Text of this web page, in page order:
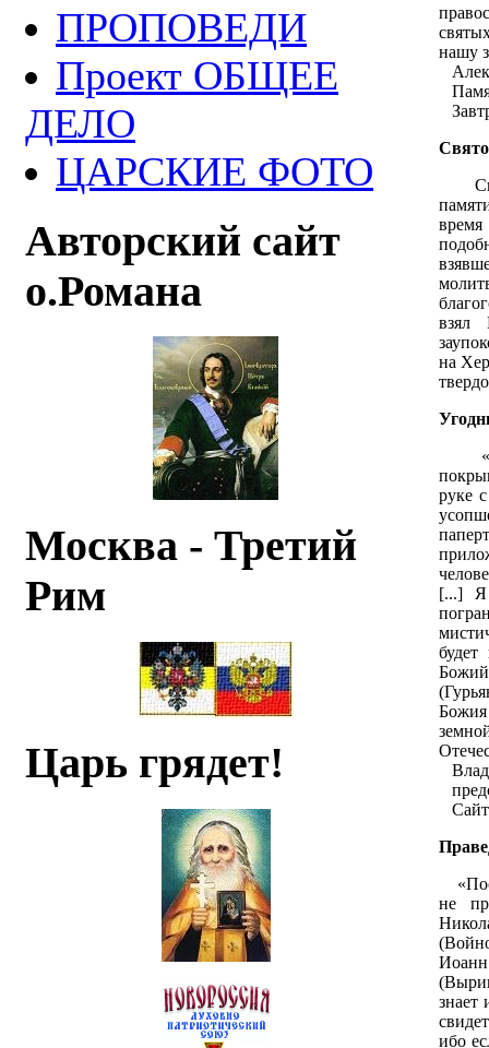
ПРОПОВЕДИ
Проект ОБЩЕЕ
ДЕЛО
ЦАРСКИЕ ФОТО
Авторский сайт
о.Романа
Москва - Третий
Рим
Царь грядет!
нашу
время
взял
на
руке
[...] Я
будет
Божия
Сайт
не
знает
ибо